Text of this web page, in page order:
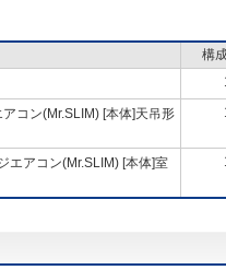
構
コン(Mr.SLIM) [本体]天吊形
エアコン(Mr.SLIM) [本体]室